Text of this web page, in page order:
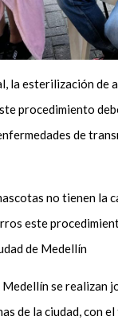
la esterilización de
procedimiento
de
no tienen la
este
de Medellín
se realizan
de la ciudad, con